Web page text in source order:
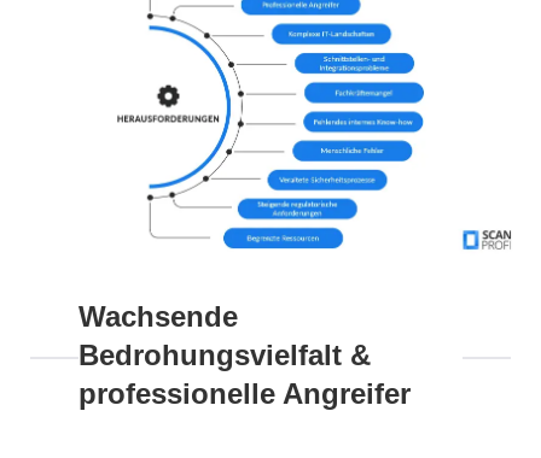
Wachsende
Bedrohungsvielfalt &
professionelle Angreifer